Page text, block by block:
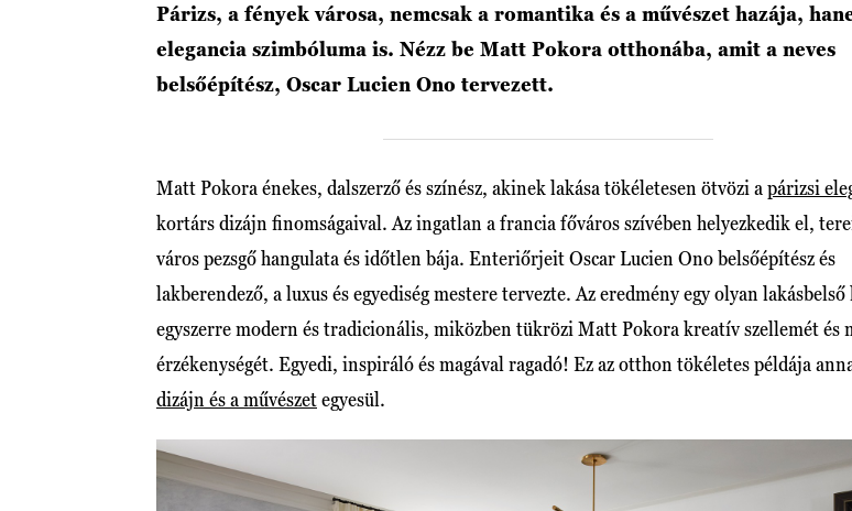
Párizs, a fények városa, nemcsak a romantika és a művészet hazája,
elegancia szimbóluma is. Nézz be Matt Pokora otthonába, amit a neves
belsőépítész, Oscar Lucien Ono tervezett.
Matt Pokora énekes, dalszerző és színész, akinek lakása tökéletesen ötvözi a párizsi
kortárs dizájn finomságaival. Az ingatlan a francia főváros szívében helyezkedik el,
város pezsgő hangulata és időtlen bája. Enteriőrjeit Oscar Lucien Ono belsőépítész és
lakberendező, a luxus és egyediség mestere tervezte. Az eredmény egy olyan
egyszerre modern és tradicionális, miközben tükrözi Matt Pokora kreatív szellemét és
érzékenységét. Egyedi, inspiráló és magával ragadó! Ez az otthon tökéletes példája
dizájn és a művészetegyesül.